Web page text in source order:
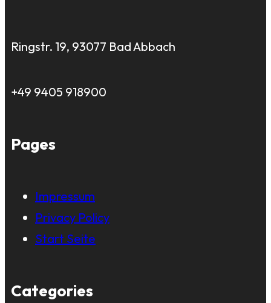
Ringstr. 19, 93077 Bad Abbach
+49 9405 918900
Pages
Impressum
Privacy Policy
Start Seite
Categories